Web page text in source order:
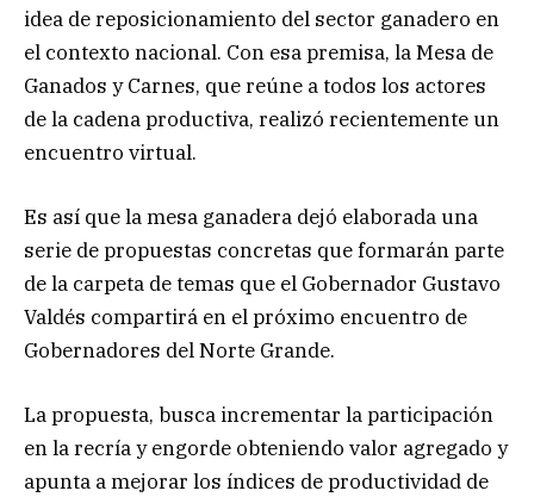
idea de reposicionamiento del sector ganadero en
el contexto nacional. Con esa premisa, la Mesa de
Ganados y Carnes, que reúne a todos los actores
de la cadena productiva, realizó recientemente un
encuentro virtual.
Es así que la mesa ganadera dejó elaborada una
serie de propuestas concretas que formarán parte
de la carpeta de temas que el Gobernador Gustavo
Valdés compartirá en el próximo encuentro de
Gobernadores del Norte Grande.
La propuesta, busca incrementar la participación
en la recría y engorde obteniendo valor agregado y
apunta a mejorar los índices de productividad de